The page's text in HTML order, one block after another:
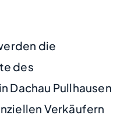
die
des
Dachau Pullhausen
Verkäufern